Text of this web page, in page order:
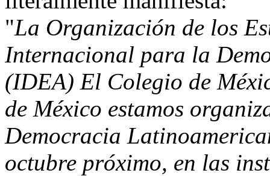
"La Organización de los
Internacional para la
(IDEA) El Colegio de
de México estamos
Democracia
octubre próximo, en las